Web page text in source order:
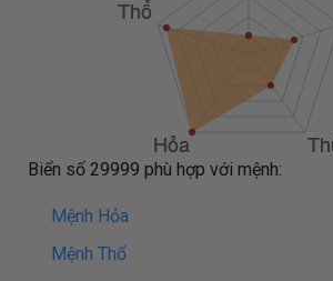
Biển số 29999 phù hợp với mệnh:
Mệnh Hỏa
Mệnh Thổ